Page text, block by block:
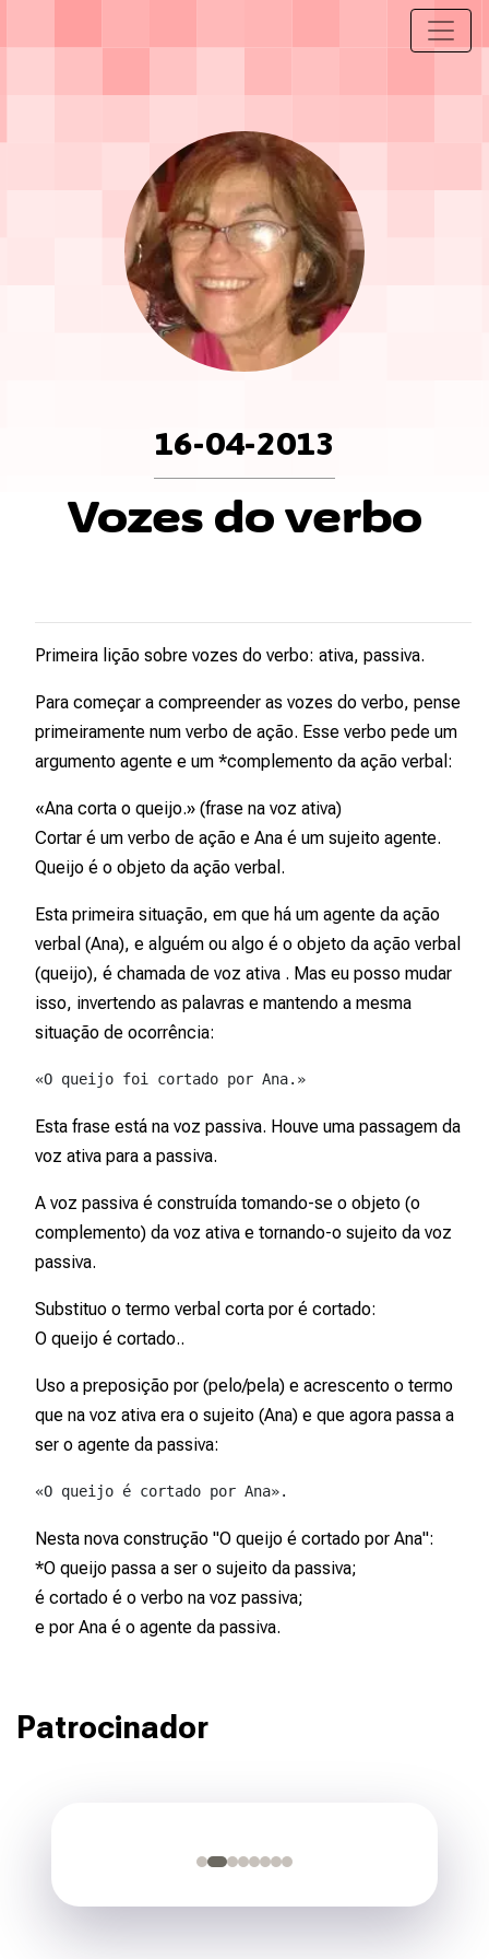
16-04-2013
Vozes do verbo
Primeira lição sobre vozes do verbo: ativa, passiva.
Para começar a compreender as vozes do verbo, pense
primeiramente num verbo de ação. Esse verbo pede um
argumento agente e um *complemento da ação verbal:
«Ana corta o queijo.» (frase na voz ativa)
Cortar é um verbo de ação e Ana é um sujeito agente.
Queijo é o objeto da ação verbal.
Esta primeira situação, em que há um agente da ação
verbal (Ana), e alguém ou algo é o objeto da ação verbal
(queijo), é chamada de voz ativa . Mas eu posso mudar
isso, invertendo as palavras e mantendo a mesma
situação de ocorrência:
«O queijo foi cortado por Ana.»
Esta frase está na voz passiva. Houve uma passagem da
voz ativa para a passiva.
A voz passiva é construída tomando-se o objeto (o
complemento) da voz ativa e tornando-o sujeito da voz
passiva.
Substituo o termo verbal corta por é cortado:
O queijo é cortado..
Uso a preposição por (pelo/pela) e acrescento o termo
que na voz ativa era o sujeito (Ana) e que agora passa a
ser o agente da passiva:
«O queijo é cortado por Ana».
Nesta nova construção "O queijo é cortado por Ana":
*O queijo passa a ser o sujeito da passiva;
é cortado é o verbo na voz passiva;
e por Ana é o agente da passiva.
Patrocinador